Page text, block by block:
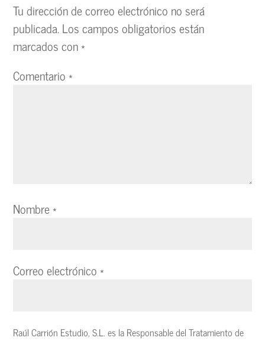
Tu dirección de correo electrónico no será
publicada.Los campos obligatorios están
marcados con*
Comentario*
Nombre*
Correo electrónico*
Raúl Carrión Estudio, S.L. es la Responsable del Tratamiento de